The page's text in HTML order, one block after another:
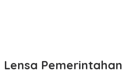
Lensa Pemerintahan